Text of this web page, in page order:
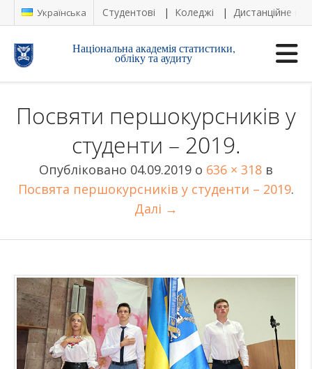
Українська Студентові Коледжі Дистанційне
Національна академія статистики,
обліку та аудиту
Посвяти першокурсників у
студенти – 2019.
Опубліковано 04.09.2019 о 636 × 318 в
Посвята першокурсників у студенти – 2019.
Далі →